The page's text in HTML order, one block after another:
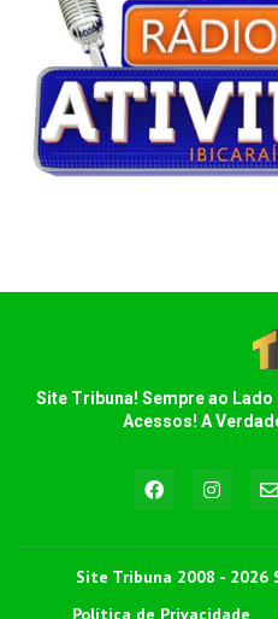
Site Tribuna! Sempre ao
Acessos! A
Site Tribuna 2008 - 2026
Política de Privacidade